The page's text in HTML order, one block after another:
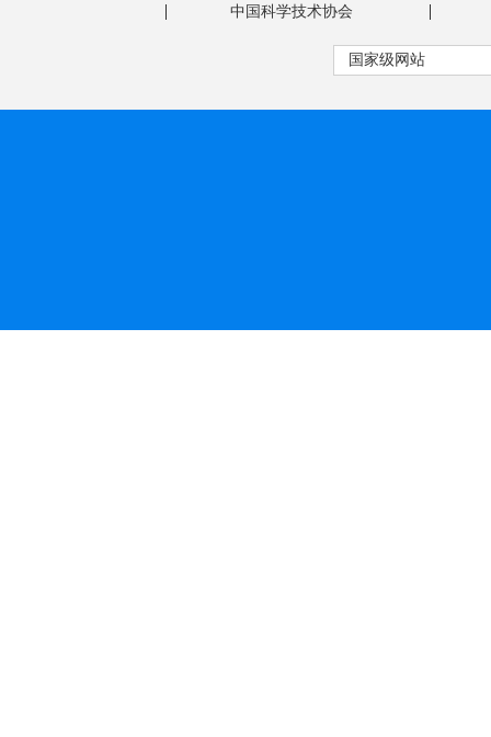
| 中国科学技术协会 |